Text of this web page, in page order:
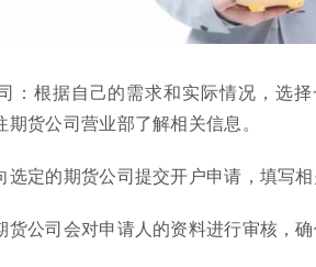
：根据自己的需求和实际情况，选
货公司营业部了解相关信息。
选定的期货公司提交开户申请，填写
货公司会对申请人的资料进行审核，确